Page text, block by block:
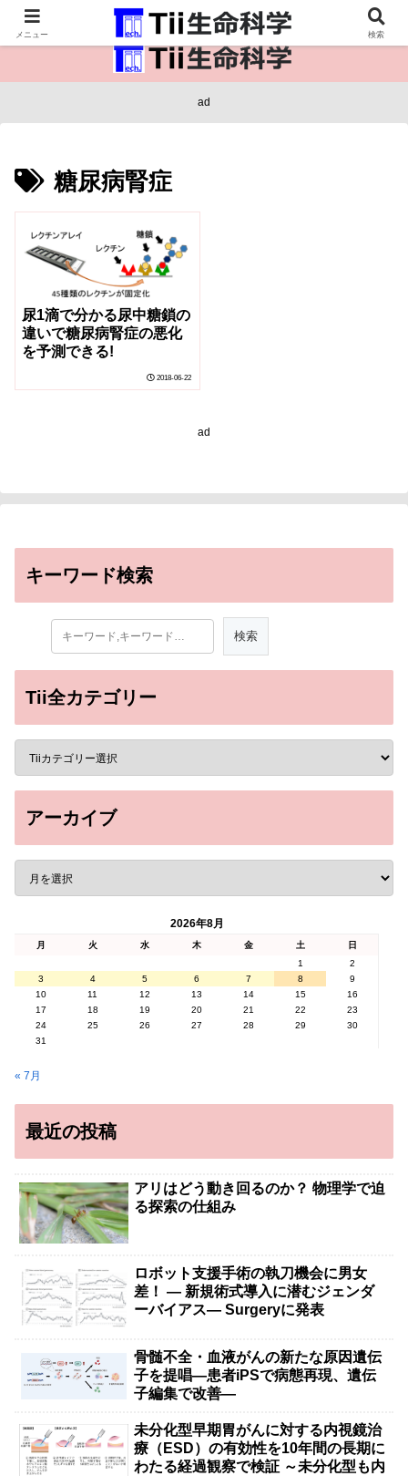
医療保健・生命・生物の情報インフラ。
ad
糖尿病腎症
尿1滴で分かる尿中糖鎖の
違いで糖尿病腎症の悪化
を予測できる!
2018-06-22
ad
キーワード検索
Tii全カテゴリー
アーカイブ
2026年8月
月 火 水 木 金 土
日
1
2
3
4 5 6 7 8
9
10
11 12 13 14 15
16
17
18 19 20 21 22
23
24
25 26 27 28 29
30
31
« 7月
最近の投稿
アリはどう動き回るのか？ 物理学で迫
る探索の仕組み
ロボット支援手術の執刀機会に男女
差！ — 新規術式導入に潜むジェンダ
ーバイアス— Surgeryに発表
骨髄不全・血液がんの新たな原因遺伝
子を提唱―患者iPSで病態再現、遺伝
子編集で改善―
未分化型早期胃がんに対する内視鏡治
療（ESD）の有効性を10年間の長期に
わたる経過観察で検証 ～未分化型も内
メニュー 検索